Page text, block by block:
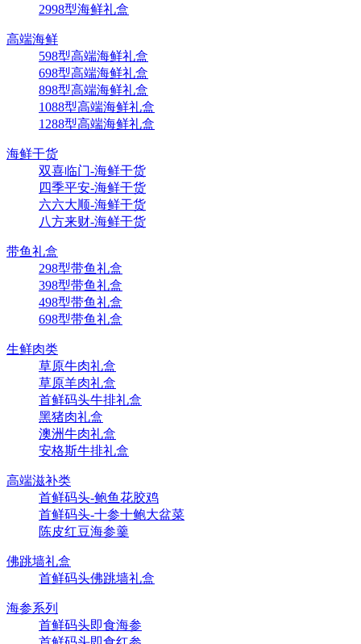
2998型海鲜礼盒
高端海鲜
598型高端海鲜礼盒
698型高端海鲜礼盒
898型高端海鲜礼盒
1088型高端海鲜礼盒
1288型高端海鲜礼盒
海鲜干货
双喜临门-海鲜干货
四季平安-海鲜干货
六六大顺-海鲜干货
八方来财-海鲜干货
带鱼礼盒
298型带鱼礼盒
398型带鱼礼盒
498型带鱼礼盒
698型带鱼礼盒
生鲜肉类
草原牛肉礼盒
草原羊肉礼盒
首鲜码头牛排礼盒
黑猪肉礼盒
澳洲牛肉礼盒
安格斯牛排礼盒
高端滋补类
首鲜码头-鲍鱼花胶鸡
首鲜码头-十参十鲍大盆菜
陈皮红豆海参羹
佛跳墙礼盒
首鲜码头佛跳墙礼盒
海参系列
首鲜码头即食海参